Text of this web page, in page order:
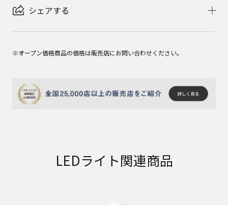
シェアする
※オープン価格商品の価格は販売店にお問い合わせください。
LEDライト関連商品